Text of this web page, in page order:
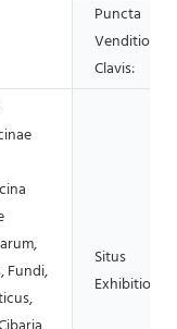
Puncta
Venditionis
Clavis:
Fundi,
Situs
Exhibitionis: